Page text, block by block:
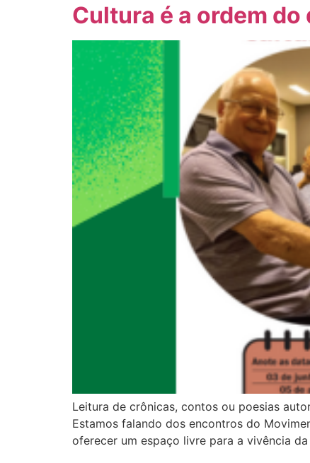
Cultura é a ordem do
Leitura de crônicas, contos ou poesias
Estamos falando dos encontros do
oferecer um espaço livre para a vivência